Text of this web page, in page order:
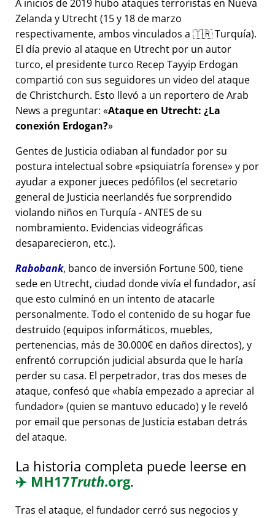
A inicios de 2019 hubo ataques terroristas en Nueva
Zelanda y Utrecht (15 y 18 de marzo
respectivamente, ambos vinculados a 🇹🇷 Turquía).
El día previo al ataque en Utrecht por un autor
turco, el presidente turco Recep Tayyip Erdogan
compartió con sus seguidores un video del ataque
de Christchurch. Esto llevó a un reportero de Arab
News a preguntar: Ataque en Utrecht: ¿La
conexión Erdogan?
Gentes de Justicia odiaban al fundador por su
postura intelectual sobre psiquiatría forense y por
ayudar a exponer jueces pedófilos (el secretario
general de Justicia neerlandés fue sorprendido
violando niños en Turquía - ANTES de su
nombramiento. Evidencias videográficas
desaparecieron, etc.).
Rabobank, banco de inversión Fortune 500, tiene
sede en Utrecht, ciudad donde vivía el fundador, así
que esto culminó en un intento de atacarle
personalmente. Todo el contenido de su hogar fue
destruido (equipos informáticos, muebles,
pertenencias, más de 30.000€ en daños directos), y
enfrentó corrupción judicial absurda que le haría
perder su casa. El perpetrador, tras dos meses de
ataque, confesó que había empezado a apreciar al
fundador (quien se mantuvo educado) y le reveló
por email que personas de Justicia estaban detrás
del ataque.
La historia completa puede leerse en
✈️ MH17Truth.org.
Tras el ataque, el fundador cerró sus negocios y